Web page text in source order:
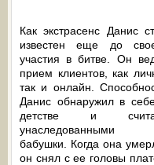
Как экстрасенс Данис
известен еще до
участия в битве. Он
прием клиентов, как
так и онлайн.
Данис обнаружил в
детстве и
унаследованными
бабушки. Когда она
он снял с ее головы